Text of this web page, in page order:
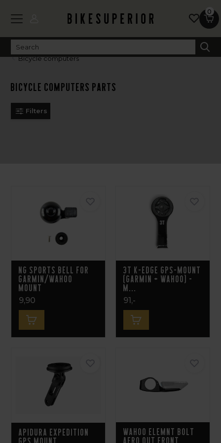
0
Bicycle computers
Bicycle computers parts
Filters
NG Sports Bell for
Garmin/Wahoo
Mount
9,90
3T K-EDGE GPS-Mount
(Garmin + Wahoo) -
M...
91,-
Apidura Expedition
Wahoo ELEMNT BOLT
Aero Out Front